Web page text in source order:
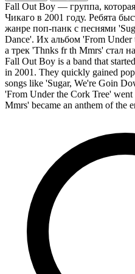
Fall Out Boy — группа,
Чикаго в 2001 году. Ребята
жанре поп-панк с песнями
Dance'. Их альбом 'From
а трек 'Thnks fr th Mmrs' стал
Fall Out Boy is a band that
in 2001. They quickly gained
songs like 'Sugar, We're Goin
'From Under the Cork Tree'
Mmrs' became an anthem of the